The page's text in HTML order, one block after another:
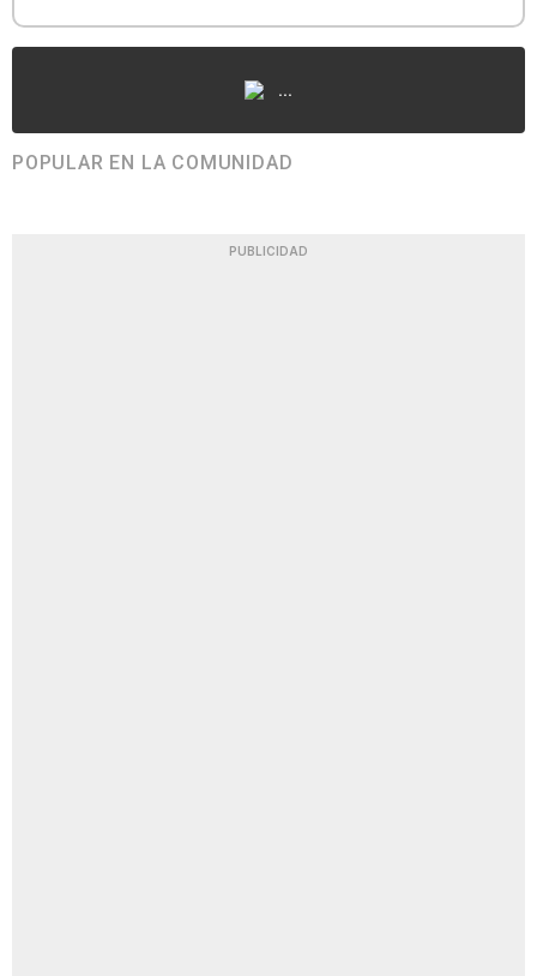
...
POPULAR EN LA COMUNIDAD
PUBLICIDAD